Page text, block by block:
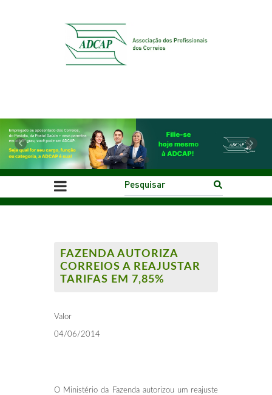
Previous Next
FAZENDA AUTORIZA
CORREIOS A REAJUSTAR
TARIFAS EM 7,85%
Valor
04/06/2014
O Ministério da Fazenda autorizou um reajuste